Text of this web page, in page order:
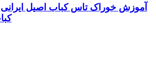
آموزش خوراک تاس کباب اصیل